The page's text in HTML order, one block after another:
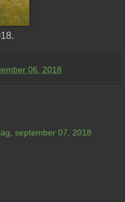
06, 2018
september 07, 2018